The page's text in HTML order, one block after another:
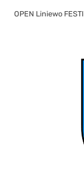
OPEN Liniewo